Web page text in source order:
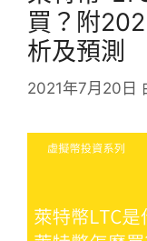
買？附
析及預測
2021年7月20日